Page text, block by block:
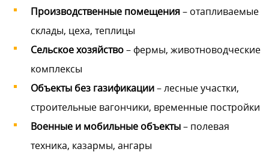
Производственные помещения– отапливаемые
склады, цеха, теплицы
Сельское хозяйство– фермы, животноводческие
комплексы
Объекты без газификации– лесные участки,
строительные вагончики, временные постройки
Военные и мобильные объекты– полевая
техника, казармы, ангары